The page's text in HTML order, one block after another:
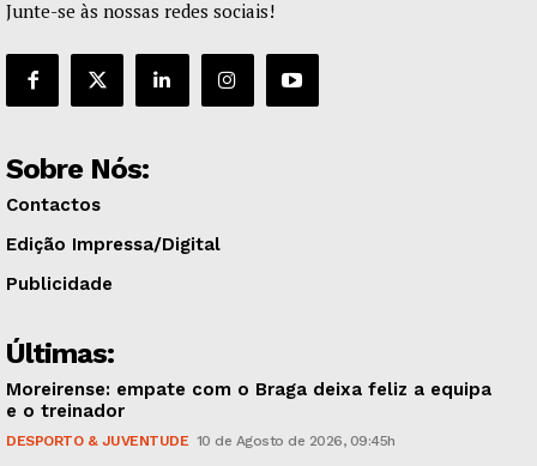
Junte-se às nossas redes sociais!
Sobre Nós:
Contactos
Edição Impressa/Digital
Publicidade
Últimas:
Moreirense: empate com o Braga deixa feliz a equipa
e o treinador
DESPORTO & JUVENTUDE 10 de Agosto de 2026, 09:45h